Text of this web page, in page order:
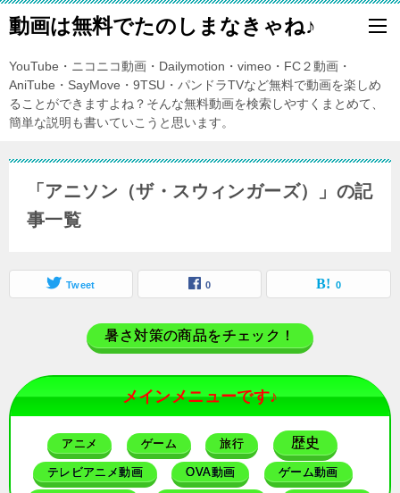
動画は無料でたのしまなきゃね♪
YouTube・ニコニコ動画・Dailymotion・vimeo・FC２動画・
AniTube・SayMove・9TSU・パンドラTVなど無料で動画を楽しめ
ることができますよね？そんな無料動画を検索しやすくまとめて、
簡単な説明も書いていこうと思います。
「アニソン（ザ・スウィンガーズ）」の記
事一覧
Tweet 0 0
暑さ対策の商品をチェック！
メインメニューです♪
アニメ ゲーム 旅行 歴史
テレビアニメ動画 OVA動画 ゲーム動画